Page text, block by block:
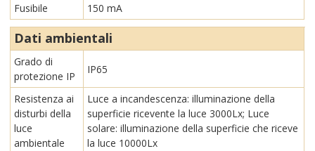
Fusibile 150 mA
Dati ambientali
Grado di
protezione IP
IP65
Resistenza ai
disturbi della
luce
ambientale
Luce a incandescenza: illuminazione della
superficie ricevente la luce 3000Lx; Luce
solare: illuminazione della superficie che riceve
la luce 10000Lx